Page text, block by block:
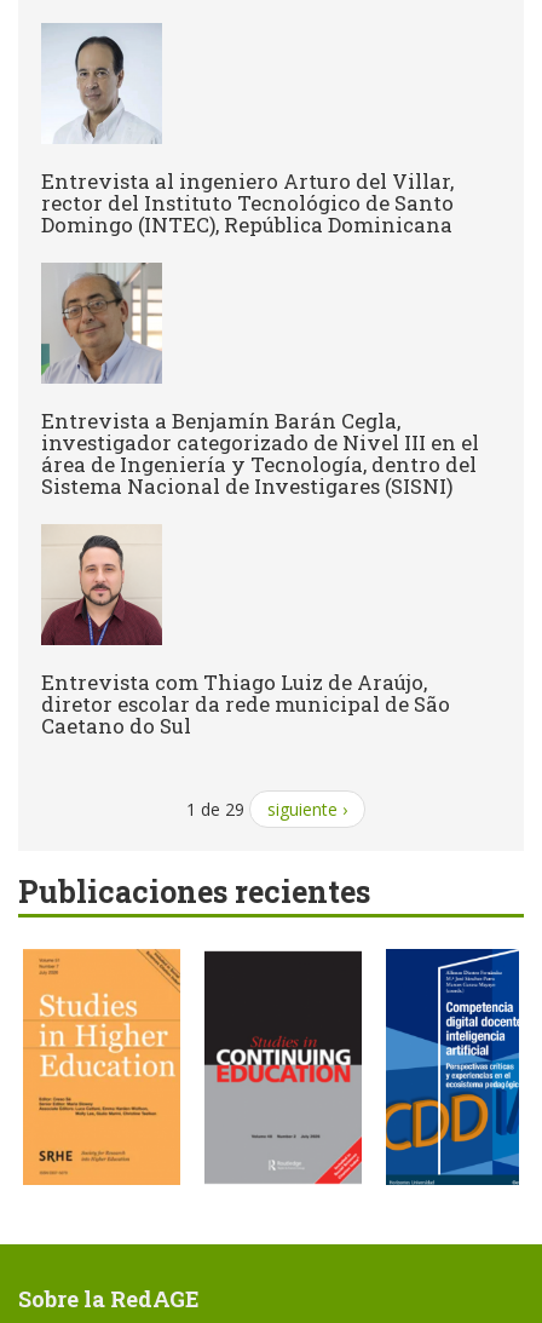
Entrevista al ingeniero Arturo del Villar,
rector del Instituto Tecnológico de Santo
Domingo (INTEC), República Dominicana
Entrevista a Benjamín Barán Cegla,
investigador categorizado de Nivel III en el
área de Ingeniería y Tecnología, dentro del
Sistema Nacional de Investigares (SISNI)
Entrevista com Thiago Luiz de Araújo,
diretor escolar da rede municipal de São
Caetano do Sul
1 de 29 siguiente ›
Publicaciones recientes
Sobre la RedAGE